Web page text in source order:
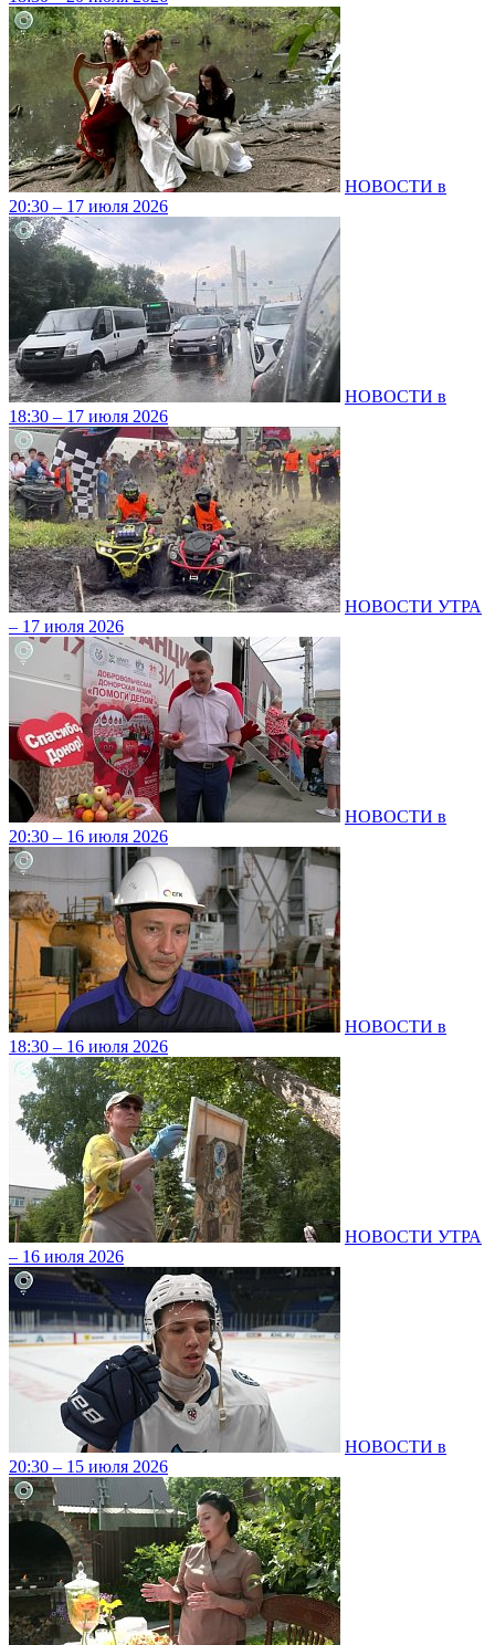
НОВОСТИ в
20:30 – 17 июля 2026
НОВОСТИ в
18:30 – 17 июля 2026
НОВОСТИ УТРА
– 17 июля 2026
НОВОСТИ в
20:30 – 16 июля 2026
НОВОСТИ в
18:30 – 16 июля 2026
НОВОСТИ УТРА
– 16 июля 2026
НОВОСТИ в
20:30 – 15 июля 2026